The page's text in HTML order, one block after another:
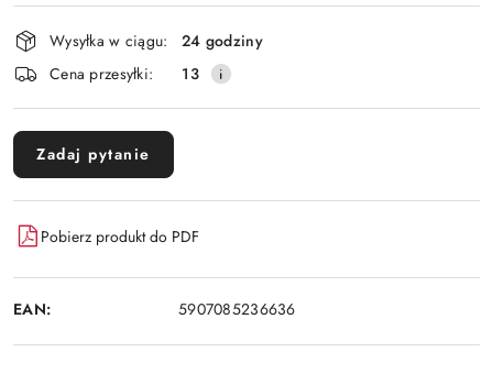
Dostępność
i
dostawa
Wysyłka w ciągu:
24 godziny
Cena przesyłki:
13
Zadaj pytanie
Pobierz produkt do PDF
EAN: 5907085236636